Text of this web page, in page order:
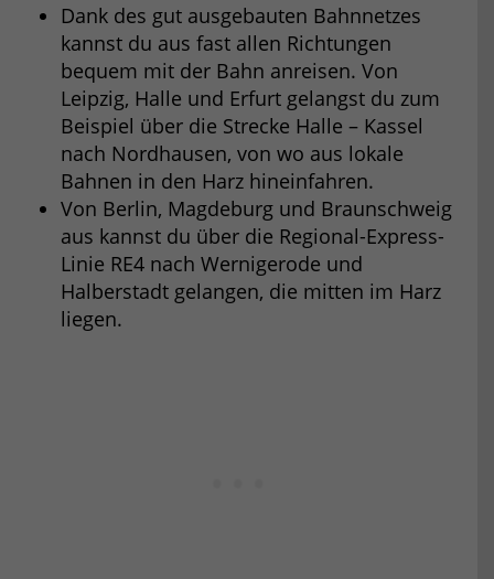
Dank des gut ausgebauten Bahnnetzes
kannst du aus fast allen Richtungen
bequem mit der Bahn anreisen. Von
Leipzig, Halle und Erfurt gelangst du zum
Beispiel über die Strecke Halle – Kassel
nach Nordhausen, von wo aus lokale
Bahnen in den Harz hineinfahren.
Von Berlin, Magdeburg und Braunschweig
aus kannst du über die Regional-Express-
Linie RE4 nach Wernigerode und
Halberstadt gelangen, die mitten im Harz
liegen.